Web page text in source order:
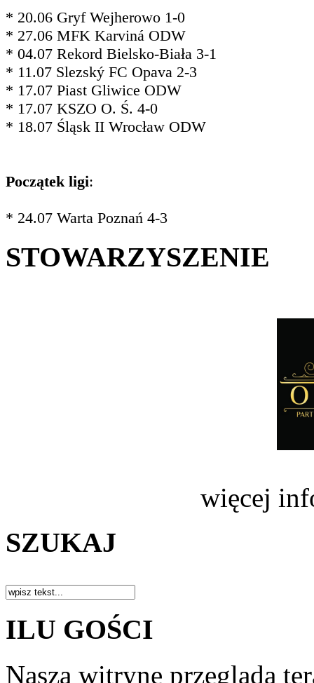
* 20.06 Gryf Wejherowo 1-0
* 27.06 MFK Karviná ODW
* 04.07 Rekord Bielsko-Biała 3-1
* 11.07 Slezský FC Opava 2-3
* 17.07 Piast Gliwice ODW
* 17.07 KSZO O. Ś. 4-0
* 18.07 Śląsk II Wrocław ODW
Początek ligi:
* 24.07 Warta Poznań 4-3
STOWARZYSZENIE
więcej
SZUKAJ
ILU GOŚCI
Naszą witrynę przegląda